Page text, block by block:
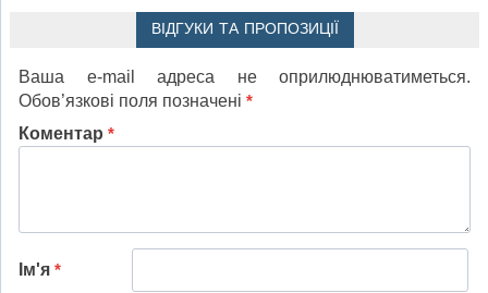
ВІДГУКИ ТА ПРОПОЗИЦІЇ
Ваша e-mail адреса не оприлюднюватиметься.
Обов’язкові поля позначені *
Коментар *
Ім'я *